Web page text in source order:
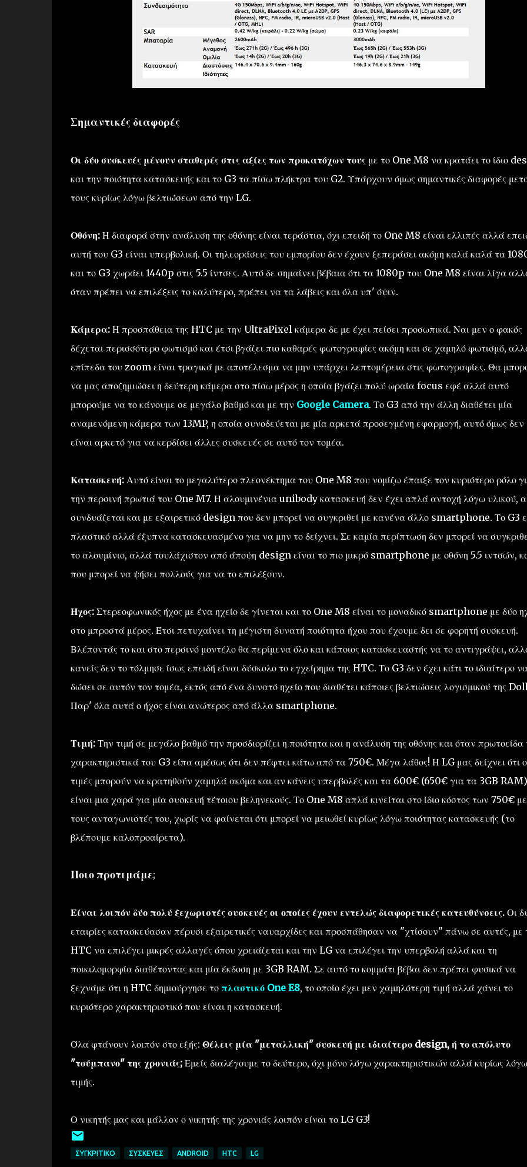
Σημαντικές διαφορές
Οι δύο συσκευές μένουν σταθερές στις αξίες των προκατόχων τουςμε το One M8 να κρατάει το ίδιο
και την ποιότητα κατασκευής και το G3 τα πίσω πλήκτρα του G2. Υπάρχουν όμως σημαντικές διαφορές
τους κυρίως λόγω βελτιώσεων από την LG.
Οθόνη:Η διαφορά στην ανάλυση της οθόνης είναι τεράστια, όχι επειδή το One M8 είναι ελλιπές αλλά
αυτή του G3 είναι υπερβολική. Οι τηλεοράσεις του εμπορίου δεν έχουν ξεπεράσει ακόμη καλά καλά τα
και το G3 χωράει 1440p στις 5.5 ίντσες. Αυτό δε σημαίνει βέβαια ότι τα 1080p του One M8 είναι λίγα
όταν πρέπει να επιλέξεις το καλύτερο, πρέπει να τα λάβεις και όλα υπ' όψιν.
Κάμερα: Η προσπάθεια της HTC με την UltraPixel κάμερα δε με έχει πείσει προσωπικά. Ναι μεν ο φακός
δέχεται περισσότερο φωτισμό και έτσι βγάζει πιο καθαρές φωτογραφίες ακόμη και σε χαμηλό φωτισμό,
επίπεδα του zoom είναι τραγικά με αποτέλεσμα να μην υπάρχει λεπτομέρεια στις φωτογραφίες. Θα
να μας αποζημιώσει η δεύτερη κάμερα στο πίσω μέρος η οποία βγάζει πολύ ωραία focus εφέ αλλά αυτό
μπορούμε να το κάνουμε σε μεγάλο βαθμό και με την Google Camera. Το G3 από την άλλη διαθέτει μία
αναμενόμενη κάμερα των 13MP, η οποία συνοδεύεται με μία αρκετά προσεγμένη εφαρμογή, αυτό όμως δεν
είναι αρκετό για να κερδίσει άλλες συσκευές σε αυτό τον τομέα.
Κατασκευή: Αυτό είναι το μεγαλύτερο πλεονέκτημα του One M8 που νομίζω έπαιξε τον κυριότερο ρόλο
την περσινή πρωτιά του One M7. Η αλουμινένια unibody κατασκευή δεν έχει απλά αντοχή λόγω υλικού,
συνδυάζεται και με εξαιρετικό design που δεν μπορεί να συγκριθεί με κανένα άλλο smartphone. Το G3
πλαστικό αλλά έξυπνα κατασκευασμένο για να μην το δείχνει. Σε καμία περίπτωση δεν μπορεί να
το αλουμίνιο, αλλά τουλάχιστον από άποψη design είναι το πιο μικρό smartphone με οθόνη 5.5 ιντσών,
που μπορεί να ψήσει πολλούς για να το επιλέξουν.
Ήχος:Στερεοφωνικός ήχος με ένα ηχείο δε γίνεται και το One M8 είναι το μοναδικό smartphone με δύο
στο μπροστά μέρος. Έτσι πετυχαίνει τη μέγιστη δυνατή ποιότητα ήχου που έχουμε δει σε φορητή συσκευή.
Βλέποντάς το και στο περσινό μοντέλο θα περίμενα όλο και κάποιος κατασκευαστής να το αντιγράψει,
κανείς δεν το τόλμησε ίσως επειδή είναι δύσκολο το εγχείρημα της HTC. Το G3 δεν έχει κάτι το ιδιαίτερο
δώσει σε αυτόν τον τομέα, εκτός από ένα δυνατό ηχείο που διαθέτει κάποιες βελτιώσεις λογισμικού της
Παρ' όλα αυτά ο ήχος είναι ανώτερος από άλλα smartphone.
Τιμή:Την τιμή σε μεγάλο βαθμό την προσδιορίζει η ποιότητα και η ανάλυση της οθόνης και όταν πρωτοείδα
χαρακτηριστικά του G3 είπα αμέσως ότι δεν πέφτει κάτω από τα 750€. Μέγα λάθος! Η LG μας δείχνει ότι
τιμές μπορούν να κρατηθούν χαμηλά ακόμα και αν κάνεις υπερβολές και τα 600€ (650€ για τα 3GB RAM)
είναι μια χαρά για μία συσκευή τέτοιου βεληνεκούς. Το One M8 απλά κινείται στο ίδιο κόστος των 750€ με
τους ανταγωνιστές του, χωρίς να φαίνεται ότι μπορεί να μειωθεί κυρίως λόγω ποιότητας κατασκευής (το
βλέπουμε καλοπροαίρετα).
Ποιο προτιμάμε;
Είναι λοιπόν δύο πολύ ξεχωριστές συσκευές οι οποίες έχουν εντελώς διαφορετικές κατευθύνσεις. Οι
εταιρίες κατασκεύασαν πέρυσι εξαιρετικές ναυαρχίδες και προσπάθησαν να "χτίσουν" πάνω σε αυτές, με
HTC να επιλέγει μικρές αλλαγές όπου χρειάζεται και την LG να επιλέγει την υπερβολή αλλά και τη
ποικιλομορφία διαθέτοντας και μία έκδοση με 3GB RAM. Σε αυτό το κομμάτι βέβαι δεν πρέπει φυσικά να
ξεχνάμε ότι η HTC δημιούργησε το πλαστικό One E8, το οποίο έχει μεν χαμηλότερη τιμή αλλά χάνει το
κυριότερο χαρακτηριστικό που είναι η κατασκευή.
Όλα φτάνουν λοιπόν στο εξής: Θέλεις μία "μεταλλική" συσκευή με ιδιαίτερο design, ή το απόλυτο
"τούμπανο" της χρονιάς;Εμείς διαλέγουμε το δεύτερο, όχι μόνο λόγω χαρακτηριστικών αλλά κυρίως λόγω
τιμής.
Ο νικητής μας και μάλλον ο νικητής της χρονιάς λοιπόν είναι το LG G3!
ΣΥΓΚΡΙΤΙΚΌ ΣΥΣΚΕΥΈΣ ANDROID HTC LG